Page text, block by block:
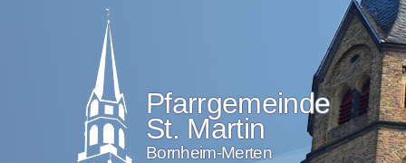
Pfarrgemeinde
St. Martin
Bornheim-Merten